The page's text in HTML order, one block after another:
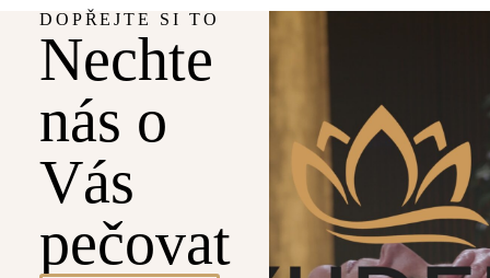
DOPŘEJTE SI TO
Nechte
nás o
Vás
pečovat